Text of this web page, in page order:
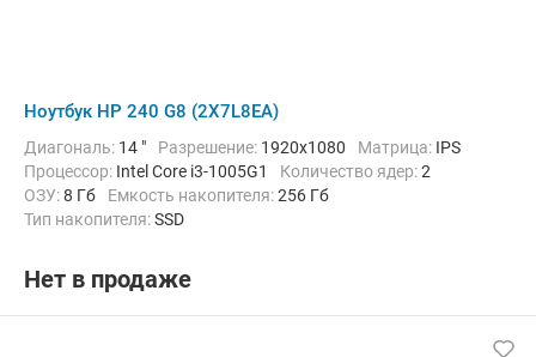
Ноутбук HP 240 G8 (2X7L8EA)
Диагональ: 14 " Разрешение: 1920x1080 Матрица: IPS
Процессор: Intel Core i3-1005G1 Количество ядер:2
ОЗУ:8 Гб Емкость накопителя:256 Гб
Тип накопителя:SSD
Операционная система:
Вес:1.52 кг
Нет в продаже